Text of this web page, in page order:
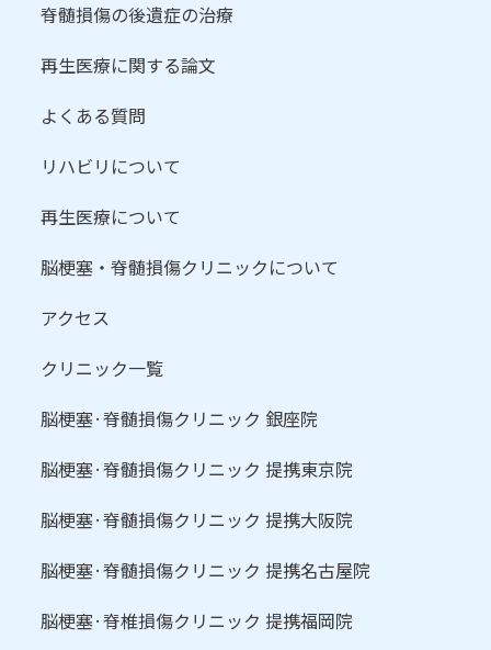
脊髄損傷の後遺症の治療
再生医療に関する論文
よくある質問
リハビリについて
再生医療について
脳梗塞・脊髄損傷クリニックについて
アクセス
クリニック一覧
脳梗塞·脊髄損傷クリニック 銀座院
脳梗塞·脊髄損傷クリニック 提携東京院
脳梗塞·脊髄損傷クリニック 提携大阪院
脳梗塞·脊髄損傷クリニック 提携名古屋院
脳梗塞·脊椎損傷クリニック 提携福岡院